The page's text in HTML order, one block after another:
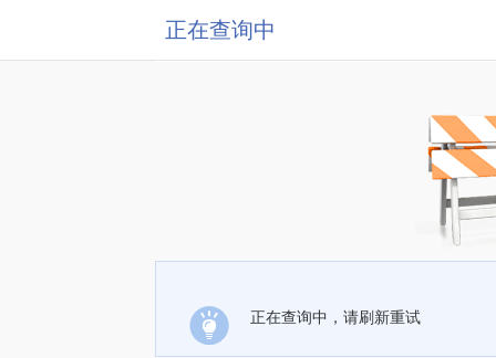
正在查询中
正在查询中，请刷新重试